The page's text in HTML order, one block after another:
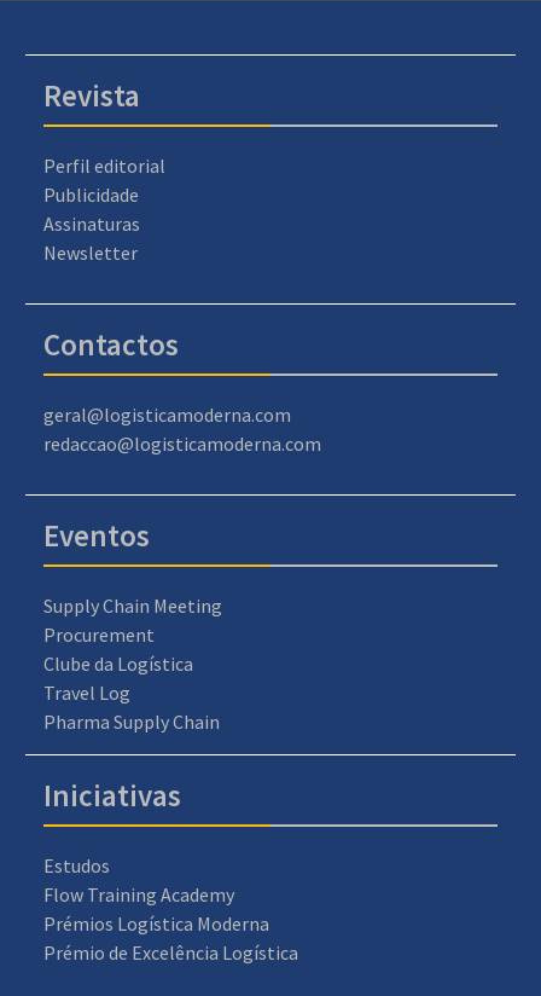
Revista
Perfil editorial
Publicidade
Assinaturas
Newsletter
Contactos
geral@logisticamoderna.com
redaccao@logisticamoderna.com
Eventos
Supply Chain Meeting
Procurement
Clube da Logística
Travel Log
Pharma Supply Chain
Iniciativas
Estudos
Flow Training Academy
Prémios Logística Moderna
Prémio de Excelência Logística